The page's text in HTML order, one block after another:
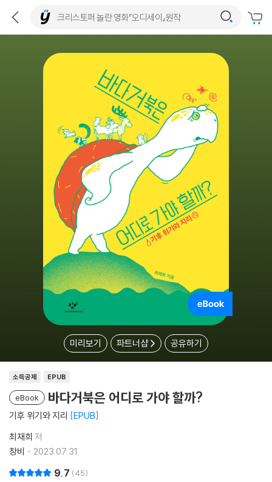
미리보기 파트너샵 공유하기
소득공제 EPUB
eBook 바다거북은 어디로 가야 할까?
기후 위기와 지리 EPUB
최재희 저
창비
2023.07.31.
9.7 45